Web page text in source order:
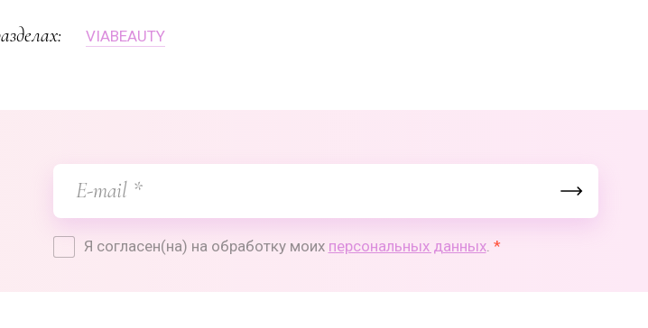
VIABEAUTY
Я согласен(на) на обработку моих персональных данных. *